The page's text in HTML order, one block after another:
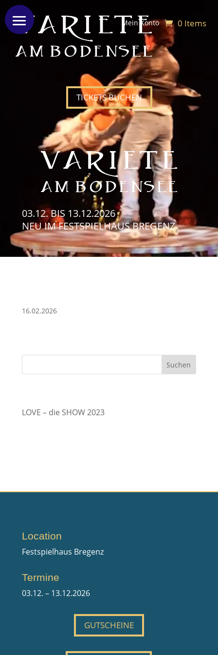
Video-
Player
TICKETS BUCHEN
Mein Konto 0 Items
03.12.BIS 13.12.2026
NEU IM FESTSPIELHAUS BREGENZ
16.02.2026
Suchen
LOVE – die SHOW 2023
Location
Festspielhaus Bregenz
Termine
03.12. – 13.12.2026
GUTSCHEINE